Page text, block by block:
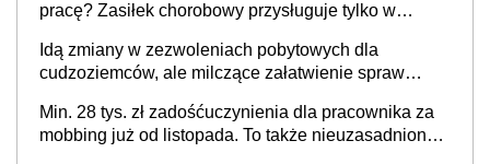
pracę? Zasiłek chorobowy przysługuje tylko w
stosunku pracy
Idą zmiany w zezwoleniach pobytowych dla
cudzoziemców, ale milczące załatwienie spraw
Min. 28 tys. zł zadośćuczynienia dla pracownika za
mobbing już od listopada. To także nieuzasadniona